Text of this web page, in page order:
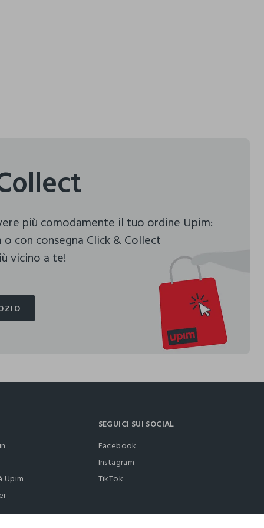
più comodamente il tuo ordine Upim:
con consegna Click & Collect
vicino a te!
Upim
SEGUICI SUI SOCIAL
Facebook
Instagram
TikTok